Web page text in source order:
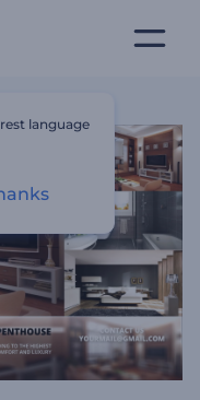
language